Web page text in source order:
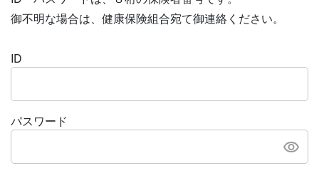
御不明な場合は、健康保険組合宛て御連絡ください。
ID
パスワード